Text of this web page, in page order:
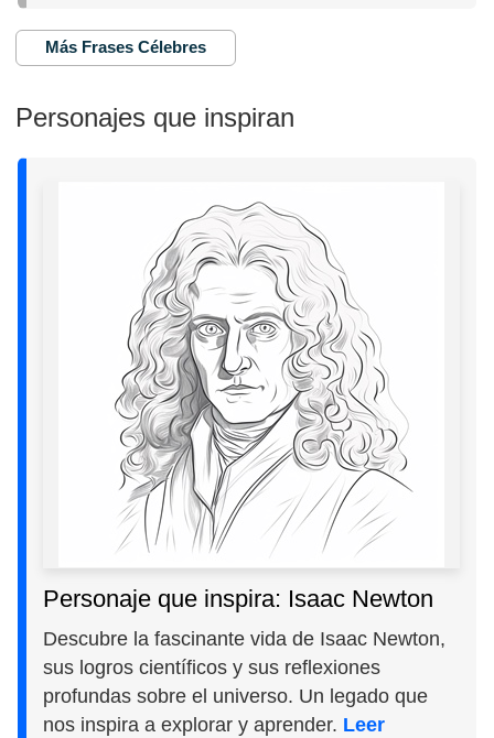
Más Frases Célebres
Personajes que inspiran
Personaje que inspira: Isaac Newton
Descubre la fascinante vida de Isaac Newton,
sus logros científicos y sus reflexiones
profundas sobre el universo. Un legado que
nos inspira a explorar y aprender. Leer